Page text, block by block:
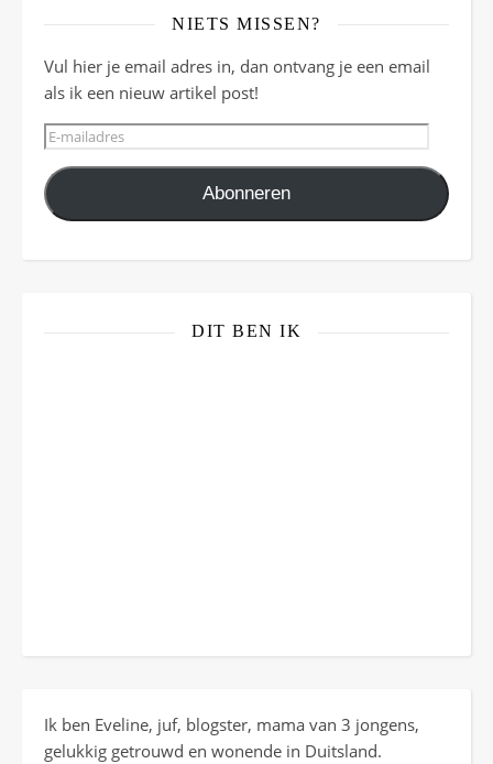
NIETS MISSEN?
Vul hier je email adres in, dan ontvang je een email
als ik een nieuw artikel post!
E-mailadres
Abonneren
DIT BEN IK
Ik ben Eveline, juf, blogster, mama van 3 jongens,
gelukkig getrouwd en wonende in Duitsland.